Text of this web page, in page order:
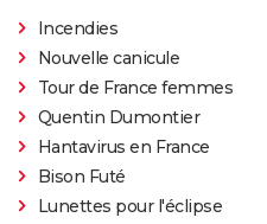
Incendies
Nouvelle canicule
Tour de France femmes
Quentin Dumontier
Hantavirus en France
Bison Futé
Lunettes pour l'éclipse